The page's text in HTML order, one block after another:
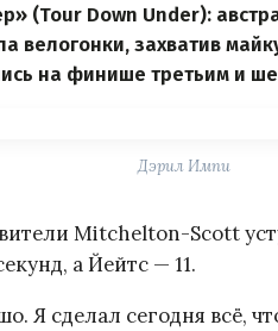
(Tour Down Under):
велогонки, захватив
на финише третьим и
Дэрил Импи
Mitchelton-Scott
а Йейтс — 11.
Я сделал сегодня всё,